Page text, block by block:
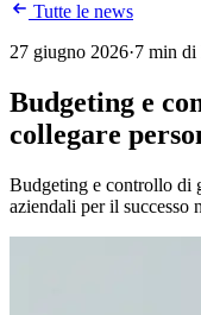
Tutte le news
27 giugno 2026·7 min di
Budgeting e
collegare
Budgeting e controllo di
aziendali per il successo